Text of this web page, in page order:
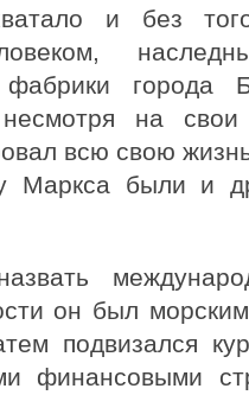
и без
фабрики
на
всю свою
Маркса были и
он был морским
подвизался
финансовыми